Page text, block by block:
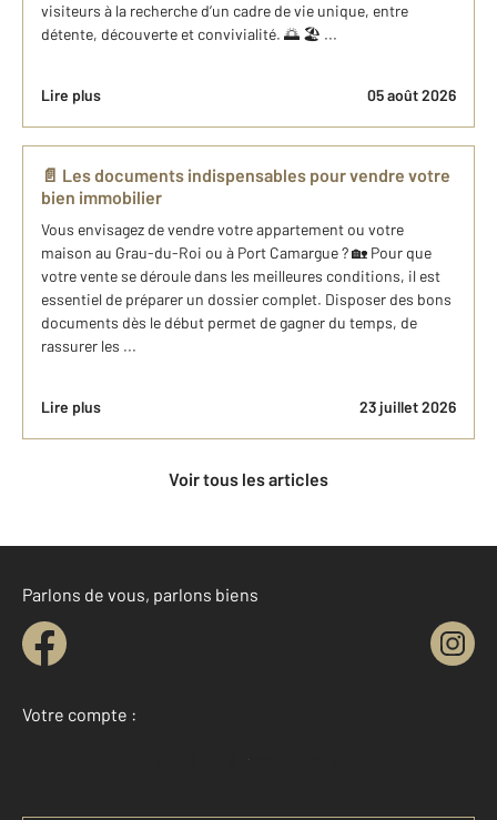
visiteurs à la recherche d’un cadre de vie unique, entre
détente, découverte et convivialité. 🌅 🏖️ ...
Lire plus 05 août 2026
📄 Les documents indispensables pour vendre votre
bien immobilier
Vous envisagez de vendre votre appartement ou votre
maison au Grau-du-Roi ou à Port Camargue ? 🏡 Pour que
votre vente se déroule dans les meilleures conditions, il est
essentiel de préparer un dossier complet. Disposer des bons
documents dès le début permet de gagner du temps, de
rassurer les ...
Lire plus 23 juillet 2026
Voir tous les articles
Parlons de vous, parlons biens
Votre compte :
Accéder à mon compte